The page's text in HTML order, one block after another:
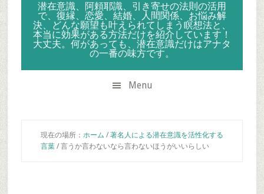
潜在意識、阿頼耶識、引き寄せの法則の活用
で、復縁、恋愛、結婚、人間関係、お悩み解
決、どんな願望も叶えられてしまう瞑想法と、
本当に効果がある方法だけを紹介しています！
大丈夫。何があっても、潜在意識だけはアナタ
の一番の味方です。
Menu
現在の場所： ホーム / 著名人による潜在意識を活性化する
言葉 /言うか言わないなら言わないほうがいいらしい